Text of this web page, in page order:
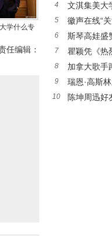
学什么专
代？
任编辑：
友
4
文淇集美大
传递温暖
5
徽声在线“
新闻马拉松香
6
斯琴高娃盛
创团队致敬
7
瞿颖凭《热
自曝婚姻生活幸
8
加拿大歌手
命，官宣成为幸
9
瑞恩·高斯
番茄95%高分开
10
陈坤周迅好